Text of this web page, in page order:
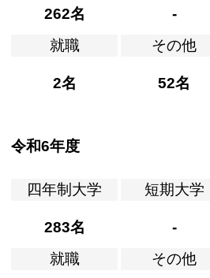
262名 -
就職
2名
その他
52名
令和6年度
四年制大学
283名
短期大学
-
就職
その他